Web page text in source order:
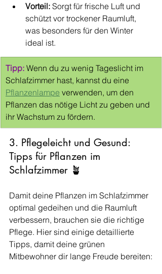
Vorteil: Sorgt für frische Luft und
schützt vor trockener Raumluft,
was besonders für den Winter
ideal ist.
Tipp: Wenn du zu wenig Tageslicht im
Schlafzimmer hast, kannst du eine
Pflanzenlampe verwenden, um den
Pflanzen das nötige Licht zu geben und
ihr Wachstum zu fördern.
3. Pflegeleicht und Gesund:
Tipps für Pflanzen im
Schlafzimmer 🪴
Damit deine Pflanzen im Schlafzimmer
optimal gedeihen und die Raumluft
verbessern, brauchen sie die richtige
Pflege. Hier sind einige detaillierte
Tipps, damit deine grünen
Mitbewohner dir lange Freude bereiten: